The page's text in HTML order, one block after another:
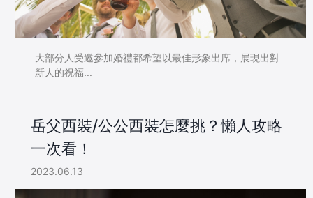
大部分人受邀參加婚禮都希望以最佳形象出席，展現出對
新人的祝福...
岳父西裝/公公西裝怎麼挑？懶人攻略
一次看！
2023.06.13